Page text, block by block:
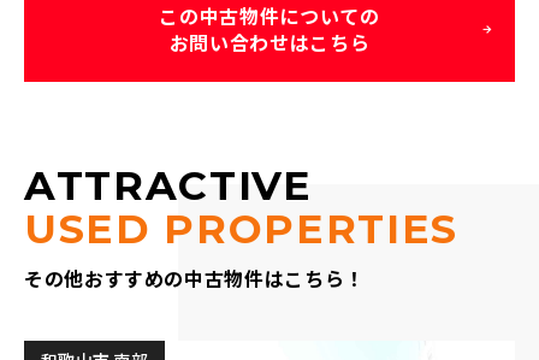
この中古物件についての
お問い合わせはこちら
ATTRACTIVE
USED PROPERTIES
その他おすすめの中古物件はこちら！